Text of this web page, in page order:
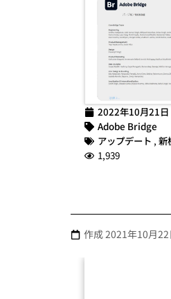
2022年10月21日
Adobe Bridge
アップデート , 新
1,939
作成2021年10月22